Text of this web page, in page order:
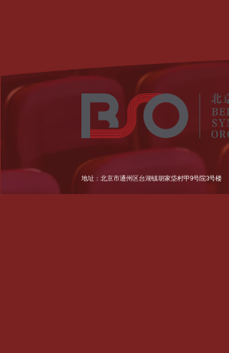
地址：北京市通州区台湖镇胡家垈村甲9号院3号楼